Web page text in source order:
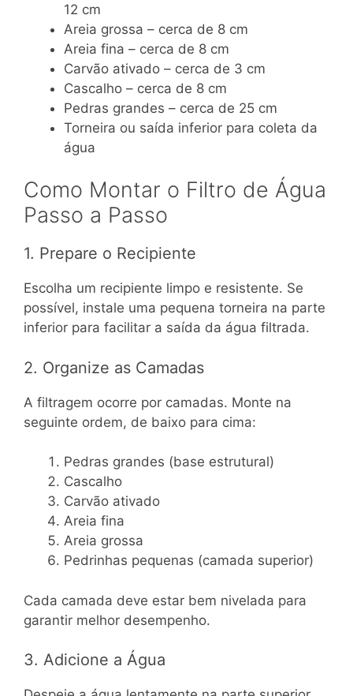
12 cm
Areia grossa – cerca de 8 cm
Areia fina – cerca de 8 cm
Carvão ativado – cerca de 3 cm
Cascalho – cerca de 8 cm
Pedras grandes – cerca de 25 cm
Torneira ou saída inferior para coleta da
água
Como Montar o Filtro de Água
Passo a Passo
1. Prepare o Recipiente
Escolha um recipiente limpo e resistente. Se
possível, instale uma pequena torneira na parte
inferior para facilitar a saída da água filtrada.
2. Organize as Camadas
A filtragem ocorre por camadas. Monte na
seguinte ordem, de baixo para cima:
Pedras grandes (base estrutural)
Cascalho
Carvão ativado
Areia fina
Areia grossa
Pedrinhas pequenas (camada superior)
Cada camada deve estar bem nivelada para
garantir melhor desempenho.
3. Adicione a Água